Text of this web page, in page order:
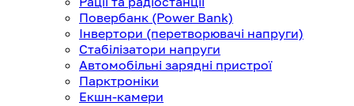
Повербанк (Power Bank)
Інвертори (перетворювачі напруги)
Стабілізатори напруги
Автомобільні зарядні пристрої
Парктроніки
Екшн-камери